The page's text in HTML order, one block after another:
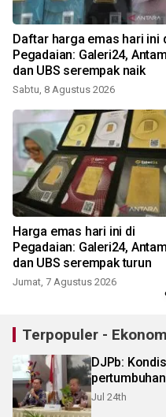
Daftar harga emas hari ini
Pegadaian: Galeri24,
dan UBS serempak naik
Sabtu, 8 Agustus 2026
Harga emas hari ini di
Pegadaian: Galeri24,
dan UBS serempak turun
Jumat, 7 Agustus 2026
Terpopuler -
DJPb:
Jul 24th